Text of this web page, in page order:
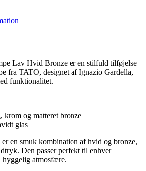
Lav Hvid Bronze er en stilfuld tilføjelse
fra TATO, designet af Ignazio Gardella,
funktionalitet.
krom og matteret bronze
glas
er en smuk kombination af hvid og bronze,
Den passer perfekt til enhver
hyggelig atmosfære.